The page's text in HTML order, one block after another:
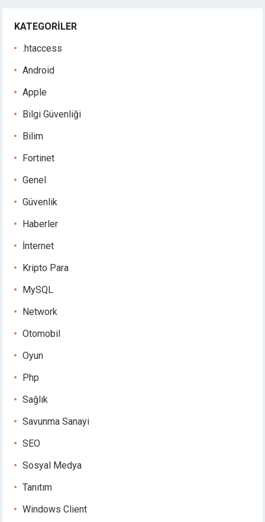
KATEGORILER
.htaccess
Android
Apple
Bilgi Güvenliği
Bilim
Fortinet
Genel
Güvenlik
Haberler
İnternet
Kripto Para
MySQL
Network
Otomobil
Oyun
Php
Sağlık
Savunma Sanayi
SEO
Sosyal Medya
Tanıtım
Windows Client